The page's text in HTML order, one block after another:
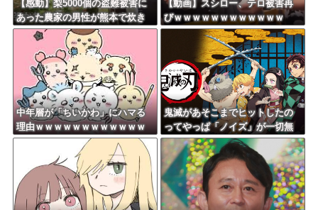
【感動】梨5000個の盗難被害に
あった農家の男性が熊本で炊き
出しや支援物資、現地で目にし
た“助け合いの輪”
【動画】スシロー、テロ被害再
びｗｗｗｗｗｗｗｗｗｗｗｗ
中年層が「ちいかわ」にハマる
理由ｗｗｗｗｗｗｗｗｗｗｗｗ
ｗｗｗｗｗｗｗｗｗｗｗｗｗｗ
ｗｗｗｗｗｗ
鬼滅があそこまでヒットしたの
ってやっぱ「ノイズ」が一切無
いからよな